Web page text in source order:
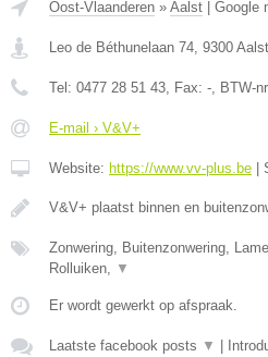
Oost-Vlaanderen » Aalst Google
Leo de Béthunelaan 74 9300 Aalst
Tel: 0477 28 51 43 , Fax: - , BTW-
E-mail › V&V+
Website: https://www.vv-plus.be
V&V+ plaatst binnen en
Zonwering, Buitenzonwering,
Rolluiken,
▼
Er wordt gewerkt op afspraak.
Laatste facebook posts ▼